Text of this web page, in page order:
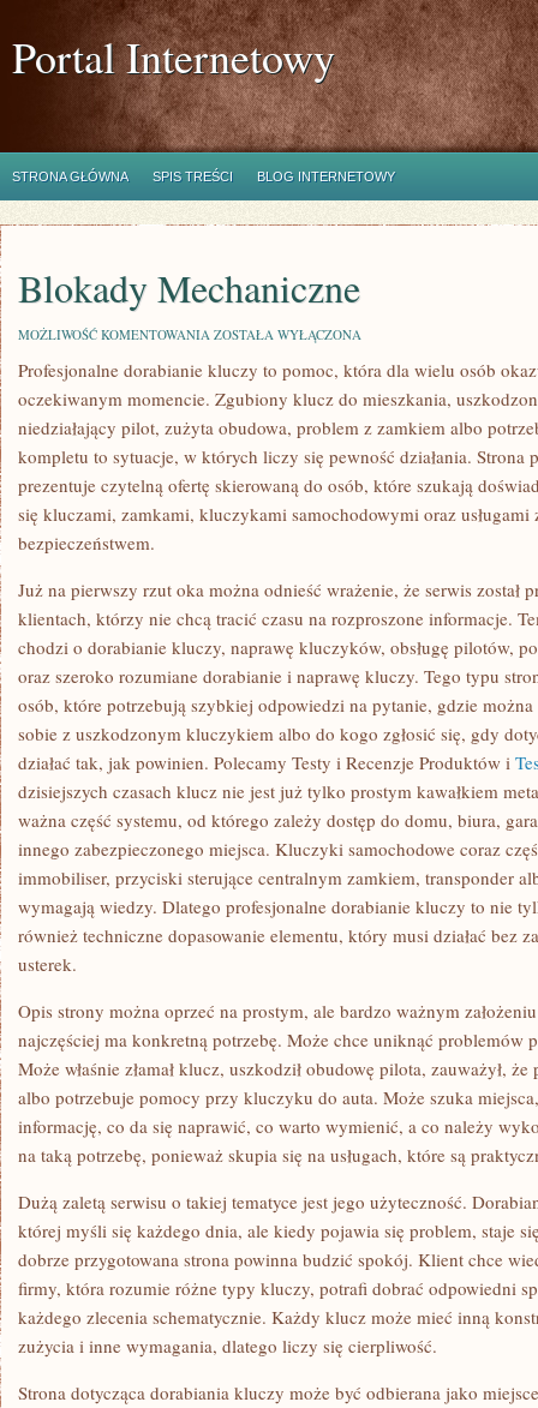
Portal Internetowy
STRONA GŁÓWNA SPIS TREŚCI BLOG INTERNETOWY
Blokady Mechaniczne
MOŻLIWOŚĆ KOMENTOWANIA BLOKADY
ZOSTAŁA WYŁĄCZONA
Profesjonalne dorabianie kluczy to pomoc, która dla wielu osób
oczekiwanym momencie. Zgubiony klucz do mieszkania,
niedziałający pilot, zużyta obudowa, problem z zamkiem albo
kompletu to sytuacje, w których liczy się pewność działania. Strona
prezentuje czytelną ofertę skierowaną do osób, które szukają
się kluczami, zamkami, kluczykami samochodowymi oraz
bezpieczeństwem.
Już na pierwszy rzut oka można odnieść wrażenie, że serwis został
klientach, którzy nie chcą tracić czasu na rozproszone informacje.
chodzi o dorabianie kluczy, naprawę kluczyków, obsługę pilotów,
oraz szeroko rozumiane dorabianie i naprawę kluczy. Tego typu
osób, które potrzebują szybkiej odpowiedzi na pytanie, gdzie
sobie z uszkodzonym kluczykiem albo do kogo zgłosić się, gdy
działać tak, jak powinien. Polecamy Testy i Recenzje Produktów i
dzisiejszych czasach klucz nie jest już tylko prostym kawałkiem
ważna część systemu, od którego zależy dostęp do domu, biura,
innego zabezpieczonego miejsca. Kluczyki samochodowe coraz
immobiliser, przyciski sterujące centralnym zamkiem, transponder
wymagają wiedzy. Dlatego profesjonalne dorabianie kluczy to nie
również techniczne dopasowanie elementu, który musi działać bez
usterek.
Opis strony można oprzeć na prostym, ale bardzo ważnym
najczęściej ma konkretną potrzebę. Może chce uniknąć problemów
Może właśnie złamał klucz, uszkodził obudowę pilota, zauważył,
albo potrzebuje pomocy przy kluczyku do auta. Może szuka
informację, co da się naprawić, co warto wymienić, a co należy
na taką potrzebę, ponieważ skupia się na usługach, które są
Dużą zaletą serwisu o takiej tematyce jest jego użyteczność.
której myśli się każdego dnia, ale kiedy pojawia się problem, staje
dobrze przygotowana strona powinna budzić spokój. Klient chce
firmy, która rozumie różne typy kluczy, potrafi dobrać odpowiedni
każdego zlecenia schematycznie. Każdy klucz może mieć inną
zużycia i inne wymagania, dlatego liczy się cierpliwość.
Strona dotycząca dorabiania kluczy może być odbierana jako